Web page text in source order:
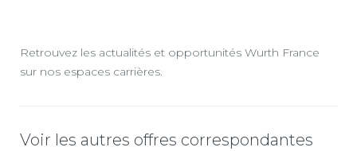
Retrouvez les actualités et opportunités Wurth France
sur nos espaces carrières.
Voir les autres offres correspondantes